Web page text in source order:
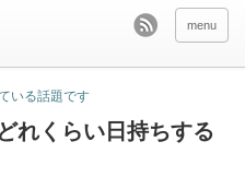
menu
いる話題です
れくらい日持ちする